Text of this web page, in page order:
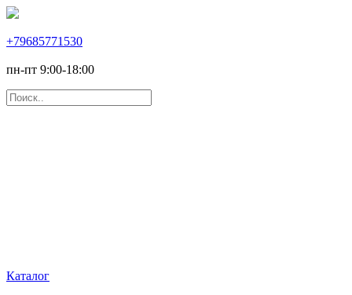
+79685771530
пн-пт 9:00-18:00
Каталог